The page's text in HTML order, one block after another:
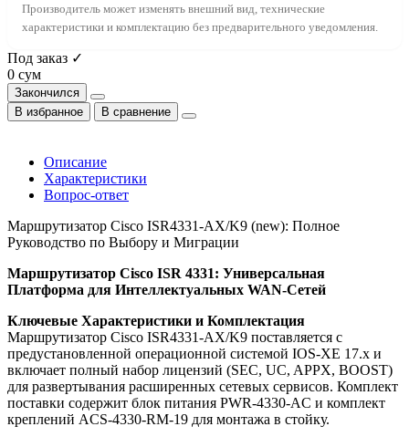
Производитель может изменять внешний вид, технические
характеристики и комплектацию без предварительного уведомления.
Под заказ ✓
0 сум
Закончился
В избранное
В сравнение
Описание
Характеристики
Вопрос-ответ
Маршрутизатор Cisco ISR4331-AX/K9 (new): Полное
Руководство по Выбору и Миграции
Маршрутизатор Cisco ISR 4331: Универсальная
Платформа для Интеллектуальных WAN-Сетей
Ключевые Характеристики и Комплектация
Маршрутизатор Cisco ISR4331-AX/K9 поставляется с
предустановленной операционной системой IOS-XE 17.x и
включает полный набор лицензий (SEC, UC, APPX, BOOST)
для развертывания расширенных сетевых сервисов. Комплект
поставки содержит блок питания PWR-4330-AC и комплект
креплений ACS-4330-RM-19 для монтажа в стойку.